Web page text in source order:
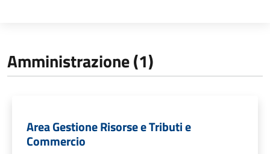
Amministrazione (1)
Area Gestione Risorse e Tributi e
Commercio